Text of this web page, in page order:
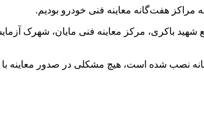
باکری، مرکز معاینه فنی مایان، شهرک